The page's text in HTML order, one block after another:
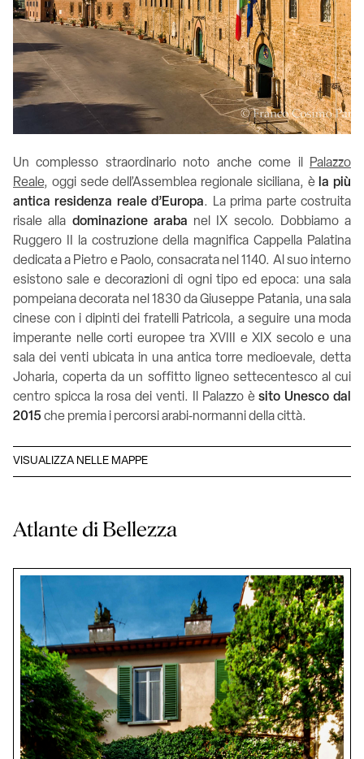
Un complesso straordinario noto anche come il
Palazzo
Reale, oggi sede dell’Assemblea regionale siciliana, èla più
antica residenza reale d’Europa. La prima parte costruita
risale alla dominazione araba nel IX secolo. Dobbiamo a
Ruggero II la costruzione della magnifica Cappella Palatina
dedicata a Pietro e Paolo, consacrata nel 1140. Al suo interno
esistono sale e decorazioni di ogni tipo ed epoca: una sala
pompeiana decorata nel 1830 da Giuseppe Patania, una sala
cinese con i dipinti dei fratelli Patricola, a seguire una moda
imperante nelle corti europee tra XVIII e XIX secolo e una
sala dei venti ubicata in una antica torre medioevale, detta
Joharia, coperta da un soffitto ligneo settecentesco al cui
centro spicca la rosa dei venti. Il Palazzo èsito Unesco dal
2015 che premia i percorsi arabi‑normanni della città.
VISUALIZZA NELLE MAPPE
Atlante di Bellezza